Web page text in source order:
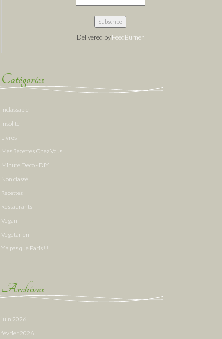
Delivered by FeedBurner
Catégories
Inclassable
Insolite
Livres
Mes Recettes Chez Vous
Minute Deco - DIY
Non classé
Recettes
Restaurants
Vegan
Végétarien
Y a pas que Paris !!!
Archives
juin 2026
février 2026